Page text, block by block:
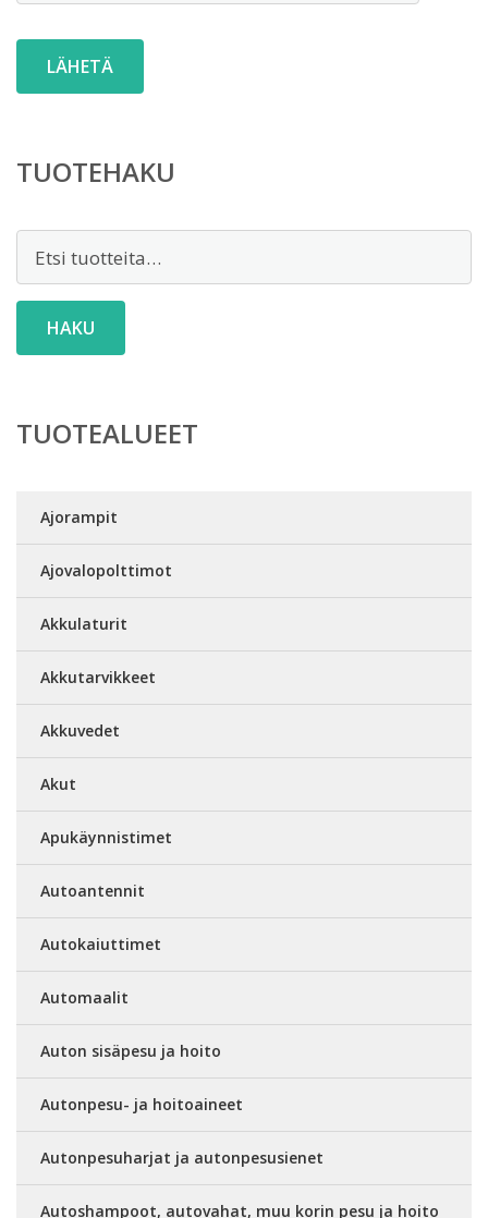
TUOTEHAKU
HAKU
TUOTEALUEET
Ajorampit
Ajovalopolttimot
Akkulaturit
Akkutarvikkeet
Akkuvedet
Akut
Apukäynnistimet
Autoantennit
Autokaiuttimet
Automaalit
Auton sisäpesu ja hoito
Autonpesu- ja hoitoaineet
Autonpesuharjat ja autonpesusienet
Autoshampoot, autovahat, muu korin pesu ja hoito